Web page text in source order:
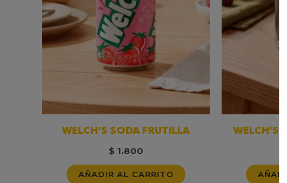
WELCH’S SODA FRUTILLA
$1.800
AÑADIR AL CARRITO
WELCH’S